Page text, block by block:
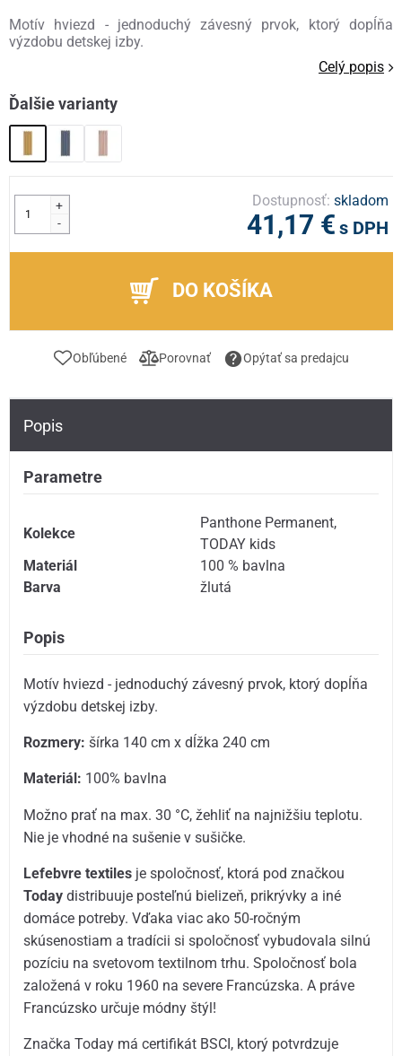
Motív hviezd - jednoduchý závesný prvok, ktorý dopĺňa
výzdobu detskej izby.
Celý popis
Ďalšie varianty
+
-
Dostupnosť:skladom
41,17 € s DPH
DO KOŠÍKA
Obľúbené Porovnať Opýtať sa predajcu
Popis
Parametre
Kolekce
Panthone Permanent,
TODAY kids
Materiál
100 % bavlna
Barva
žlutá
Popis
Motív hviezd - jednoduchý závesný prvok, ktorý dopĺňa
výzdobu detskej izby.
Rozmery: šírka 140 cm x dĺžka 240 cm
Materiál: 100% bavlna
Možno prať na max. 30 °C, žehliť na najnižšiu teplotu.
Nie je vhodné na sušenie v sušičke.
Lefebvre textiles je spoločnosť, ktorá pod značkou
Today distribuuje posteľnú bielizeň, prikrývky a iné
domáce potreby. Vďaka viac ako 50-ročným
skúsenostiam a tradícii si spoločnosť vybudovala silnú
pozíciu na svetovom textilnom trhu. Spoločnosť bola
založená v roku 1960 na severe Francúzska. A práve
Francúzsko určuje módny štýl!
Značka Today má certifikát BSCI, ktorý potvrdzuje